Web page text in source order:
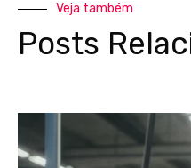
Veja também
Posts